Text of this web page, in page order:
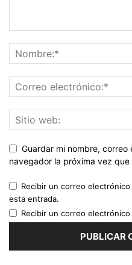
Guardar mi nombre,
navegador la próxima vez que
Recibir un correo
esta entrada.
Recibir un correo